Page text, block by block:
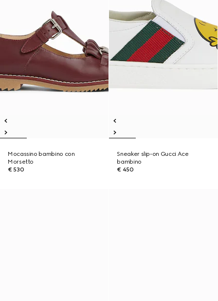
Mocassino bambino con
Morsetto
€ 530
Sneaker slip-on Gucci Ace
bambino
€ 450